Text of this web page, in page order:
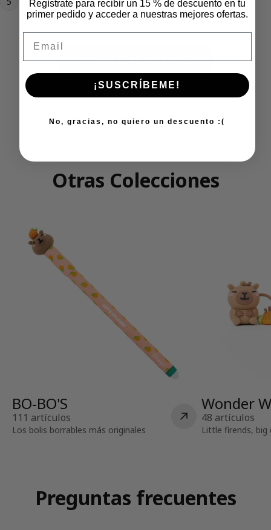
Precio regular
4,95 €
Añadir Todo Al Carrito
Otras Colecciones
BO-BO'S
111 artículos
Los bolis borrables más originales
Wonder
48 artículos
Little firends, big
Preguntas frecuentes
Regístrate para recibir un 15 % de descuento en tu
primer pedido y acceder a nuestras mejores ofertas.
¡SUSCRÍBEME!
No, gracias, no quiero un descuento :(